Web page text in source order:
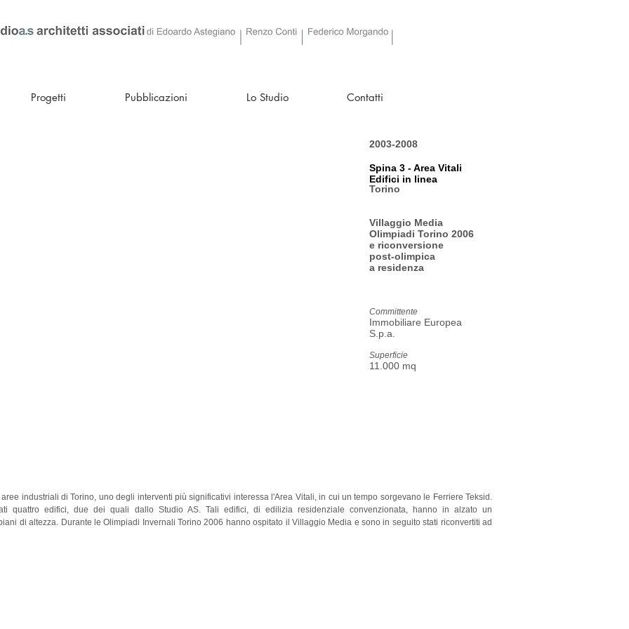
2003-2008
Torino
Villaggio Media
Olimpiadi Torino 2006
e riconversione
post-olimpica
a residenza
Committente
Immobiliare Europea
S.p.a.
Superficie
11.000 mq
Spina 3 - Area Vitali
Edifici in linea
industriali di Torino, uno degli interventi più significativi interessa l'Area Vitali, in cui un tempo sorgevano le Ferriere Teksid.
quattro edifici, due dei quali dallo Studio AS. Tali edifici, di edilizia residenziale convenzionata, hanno in alzato un
di altezza. Durante le Olimpiadi Invernali Torino 2006 hanno ospitato il Villaggio Media e sono in seguito stati riconvertiti ad
Progetti Pubblicazioni Lo Studio Contatti